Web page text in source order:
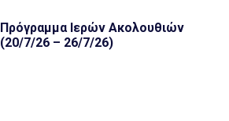
Πρόγραμμα Ιερών Ακολουθιών
(20/7/26 – 26/7/26)